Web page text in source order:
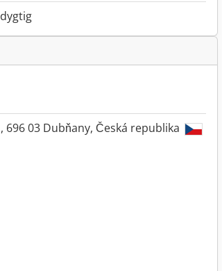
696 03 Dubňany, Česká republika